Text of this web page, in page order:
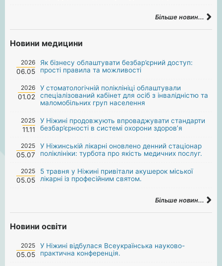
Більше новин...
Новини медицини
2026
06.05
Як бізнесу облаштувати безбар’єрний доступ:
прості правила та можливості
2026
01.02
У стоматологічній поліклініці облаштували
спеціалізований кабінет для осіб з інвалідністю та
маломобільних груп населення
2025
11.11
У Ніжині продовжують впроваджувати стандарти
безбар’єрності в системі охорони здоров’я
2025
05.07
У Ніжинській лікарні оновлено денний стаціонар
поліклініки: турбота про якість медичних послуг.
2025
05.05
5 травня у Ніжині привітали акушерок міської
лікарні із професійним святом.
Більше новин...
Новини освіти
2025
05.05
У Ніжині відбулася Всеукраїнська науково-
практична конференція.